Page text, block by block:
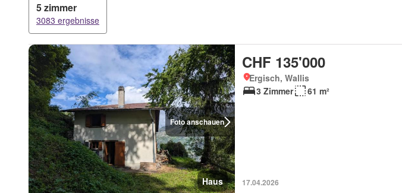
5 zimmer
3083 ergebnisse
Foto anschauen
Haus
CHF 135'000
Ergisch, Wallis
3 Zimmer
61 m²
17.04.2026